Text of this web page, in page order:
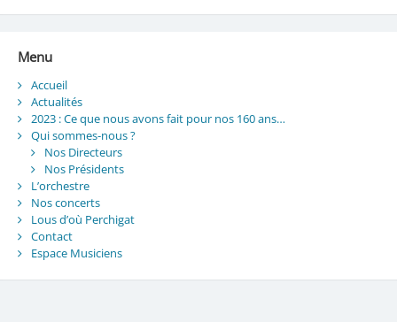
Menu
Accueil
Actualités
2023 : Ce que nous avons fait pour nos 160 ans…
Qui sommes-nous ?
Nos Directeurs
Nos Présidents
L’orchestre
Nos concerts
Lous d’où Perchigat
Contact
Espace Musiciens